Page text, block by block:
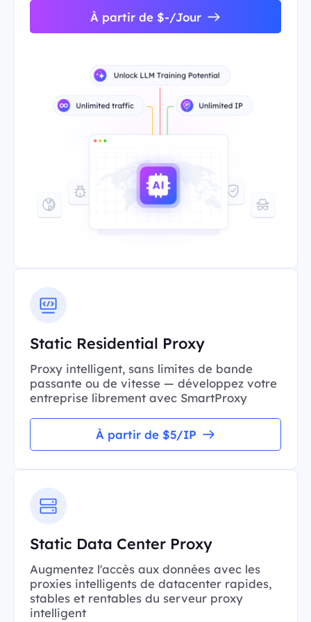
À partir de $-/Jour
Static Residential Proxy
Proxy intelligent, sans limites de bande
passante ou de vitesse — développez votre
entreprise librement avec SmartProxy
À partir de $5/IP
Static Data Center Proxy
Augmentez l'accès aux données avec les
proxies intelligents de datacenter rapides,
stables et rentables du serveur proxy
intelligent